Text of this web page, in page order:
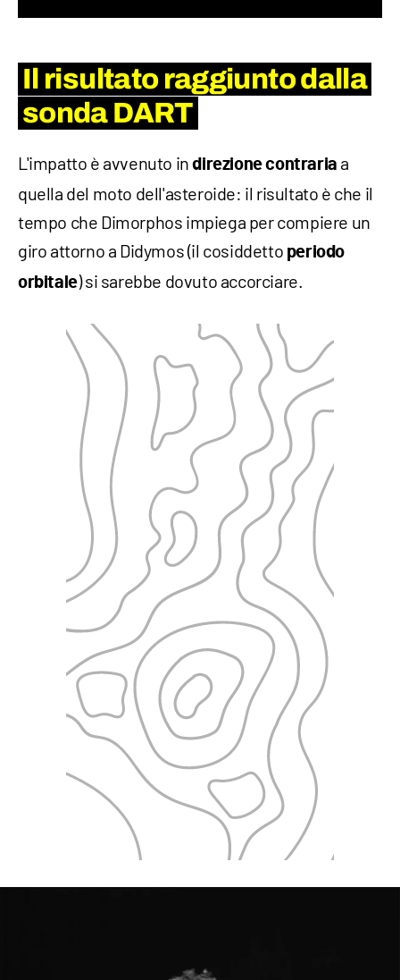
Il risultato raggiunto dalla
sonda DART
L'impatto è avvenuto indirezione contraria a
quella del moto dell'asteroide: il risultato è che il
tempo che Dimorphos impiega per compiere un
giro attorno a Didymos (il cosiddetto periodo
orbitale) si sarebbe dovuto accorciare.